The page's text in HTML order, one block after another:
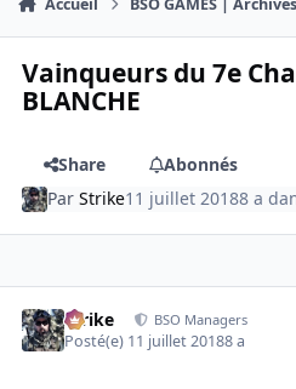
Accueil BSO GAMES |
Vainqueurs du 7e
BLANCHE
Share
Abonnés
ParStrike11 juillet 20188 a
Strike BSO Managers
Posté(e) 11 juillet 20188 a